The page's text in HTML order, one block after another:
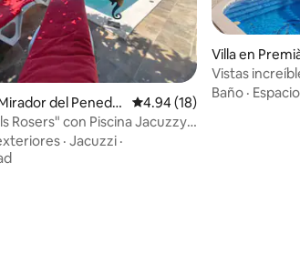
de 5; 159 evaluaciones
del Penedè
Calificación promedio:
4.94 (18)
Rosers" con Piscina Jacuzzy
· Jacuzzi ·
Villa en
Vistas
Barcelona
Baño ·